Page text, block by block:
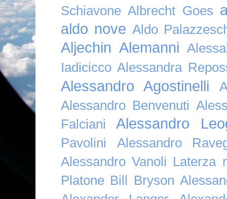
Schiavone Albrecht Goes
aldo nove Aldo
Aljechin Alemanni
Iadicicco Alessandra
Alessandro Agostinelli
Alessandro Benvenuti
Falciani
Alessandro
Pavolini
Alessandro
Alessandro Vanoli Laterza
Platone Bill Bryson